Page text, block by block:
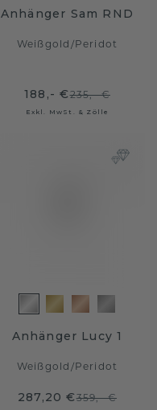
Anhänger Sam RND
Weißgold /Peridot
188,- €235,- €
Exkl. MwSt. & Zölle
Anhänger Lucy 1
Weißgold /Peridot
287,20 €359,- €